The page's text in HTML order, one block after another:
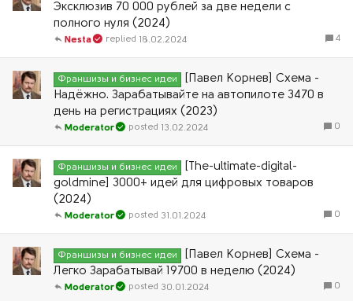
Эксклюзив 70 000 рублей за две недели с
полного нуля (2024)
4
18.02.2024
Nesta
Франшизы и бизнес идеи
[Павел Корнев] Схема -
Надёжно. Зарабатывайте на автопилоте 3470 в
день на регистрациях (2023)
0
13.02.2024
Moderator
Франшизы и бизнес идеи
[The-ultimate-digital-
goldmine] 3000+ идей для цифровых товаров
(2024)
0
31.01.2024
Moderator
Франшизы и бизнес идеи
[Павел Корнев] Схема -
Легко Зарабатывай 19700 в неделю (2024)
0
30.01.2024
Moderator